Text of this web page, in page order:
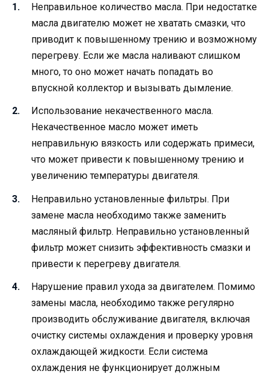
Неправильное количество масла. При недостатке
масла двигателю может не хватать смазки, что
приводит к повышенному трению и возможному
перегреву. Если же масла наливают слишком
много, то оно может начать попадать во
впускной коллектор и вызывать дымление.
Использование некачественного масла.
Некачественное масло может иметь
неправильную вязкость или содержать примеси,
что может привести к повышенному трению и
увеличению температуры двигателя.
Неправильно установленные фильтры. При
замене масла необходимо также заменить
масляный фильтр. Неправильно установленный
фильтр может снизить эффективность смазки и
привести к перегреву двигателя.
Нарушение правил ухода за двигателем. Помимо
замены масла, необходимо также регулярно
производить обслуживание двигателя, включая
очистку системы охлаждения и проверку уровня
охлаждающей жидкости. Если система
охлаждения не функционирует должным